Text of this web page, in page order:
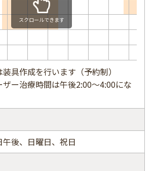
スクロールできます
具作成を行います（予約制）
ー治療時間は午後2:00〜4:00にな
後、日曜日、祝日